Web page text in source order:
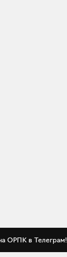
ОРПК в Телеграм!